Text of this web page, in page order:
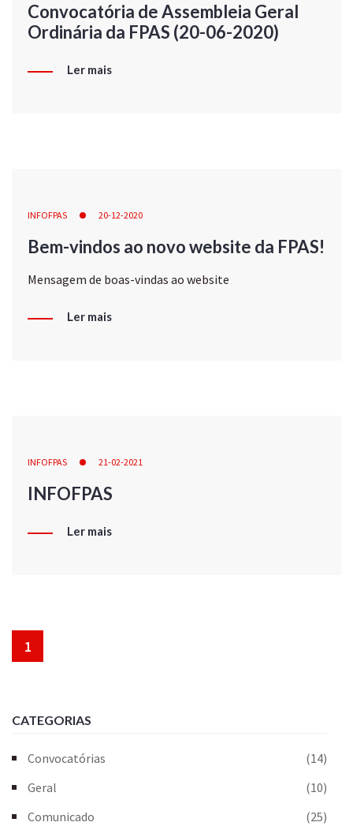
Convocatória de Assembleia Geral
Ordinária da FPAS (20-06-2020)
Ler mais
INFOFPAS 20-12-2020
Bem-vindos ao novo website da FPAS!
Mensagem de boas-vindas ao website
Ler mais
INFOFPAS 21-02-2021
INFOFPAS
Ler mais
1
CATEGORIAS
Convocatórias
(14)
Geral
(10)
Comunicado
(25)